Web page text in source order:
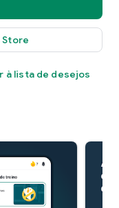
Store
à lista de desejos